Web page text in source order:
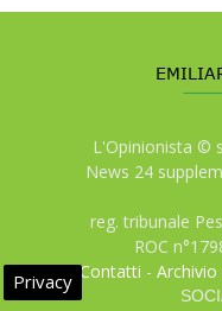
L'Opinionista ©
News 24
reg. tribunale
ROC
Contatti -Archivio
Privacy